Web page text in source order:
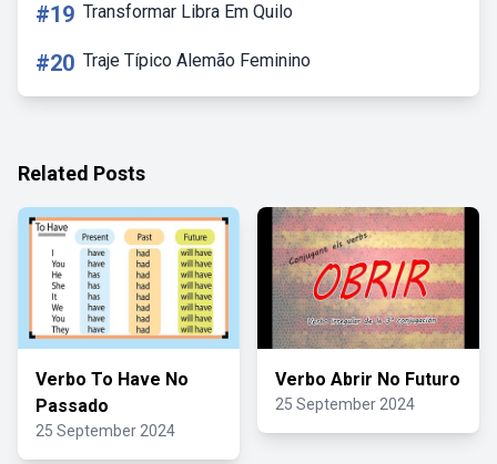
#19 Transformar Libra Em Quilo
#20 Traje Típico Alemão Feminino
Related Posts
Verbo To Have No
Passado
25 September 2024
Verbo Abrir No Futuro
25 September 2024